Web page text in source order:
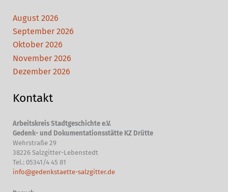
August 2026
September 2026
Oktober 2026
November 2026
Dezember 2026
Kontakt
Arbeitskreis Stadtgeschichte e.V.
Gedenk- und Dokumentationsstätte KZ Drütte
Wehrstraße 29
38226 Salzgitter-Lebenstedt
Tel.: 05341/4 45 81
info@gedenkstaette-salzgitter.de